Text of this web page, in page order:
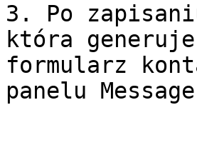
3. Po
która
formularz